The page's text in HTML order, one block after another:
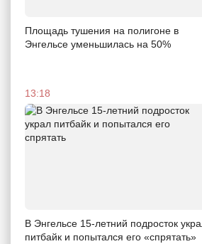
Площадь тушения на полигоне в
Энгельсе уменьшилась на 50%
13:18
В Энгельсе 15-летний подросток
питбайк и попытался его «спрятать»